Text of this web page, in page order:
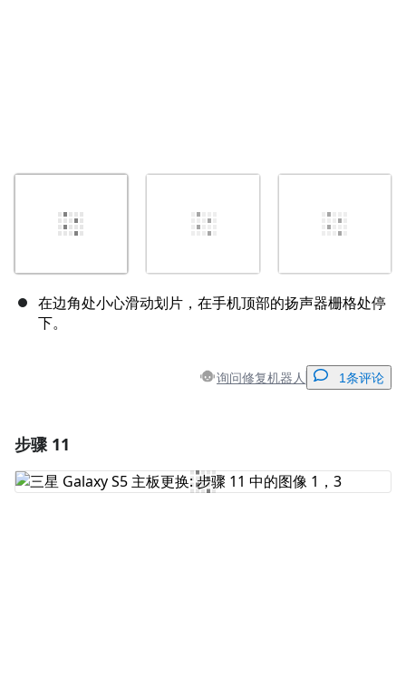
在边角处小心滑动划片，在手机顶部的扬声器栅格处停
下。
询问修复机器人 1条评论
添加评论
步骤 11